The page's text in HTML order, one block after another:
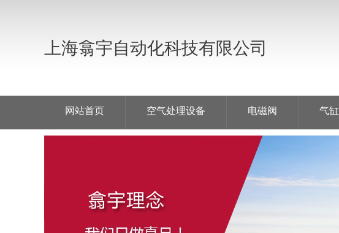
上海翕宇自动化科技有限公司
网站首页 空气处理设备 电磁阀 气缸